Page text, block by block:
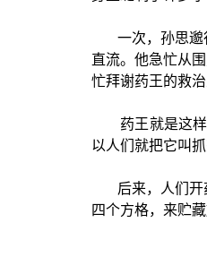
一次，孙思邈
直流。他急忙从
忙拜谢药王的救治
药王就是这样
以人们就把它叫抓
后来，人们开
四个方格，来贮